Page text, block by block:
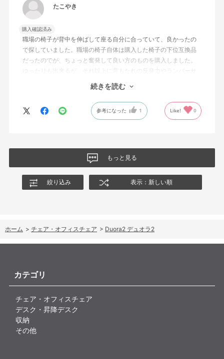
たこやき
購入確認済み
職場の椅子が背中を伸ばして座る自分に合っていて、良かったの
で探していました。職場の椅子自体は購入した椅子の下位互換品
だったのでが、ちょっと奮発して良い方のものを購入しました。
ゆったりも出来るが、それ以上に背もたれの反発力やランバーサ
ポートを突き出したり出来るので、モニターに向かわす方にも力
が入っていて仕事をするにはすごく良い椅子でした。
続きを読む
参考になった 1 Like! 0
もっと見る
絞り込み 表示：新しい順
ホーム > チェア・オフィスチェア > Duora2 デュオラ2
カテゴリ
チェア・オフィスチェア
デスク・昇降デスク
収納
その他